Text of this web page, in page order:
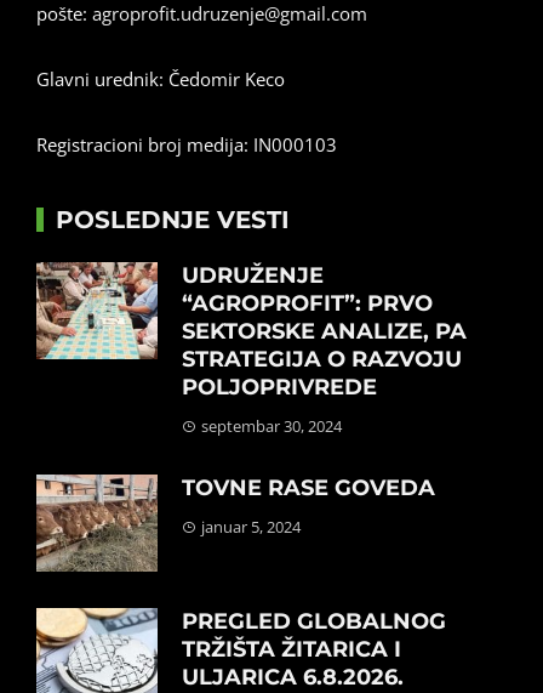
pošte: agroprofit.udruzenje@gmail.com
Glavni urednik: Čedomir Keco
Registracioni broj medija: IN000103
POSLEDNJE VESTI
UDRUŽENJE
“AGROPROFIT”: PRVO
SEKTORSKE ANALIZE, PA
STRATEGIJA O RAZVOJU
POLJOPRIVREDE
septembar 30, 2024
TOVNE RASE GOVEDA
januar 5, 2024
PREGLED GLOBALNOG
TRŽIŠTA ŽITARICA I
ULJARICA 6.8.2026.